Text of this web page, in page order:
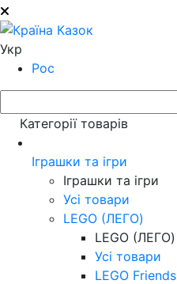
Укр
Рос
Категорії товарів
Іграшки та ігри
Іграшки та ігри
Усі товари
LEGO (ЛЕГО)
LEGO (ЛЕГО)
Усі товари
LEGO Friends